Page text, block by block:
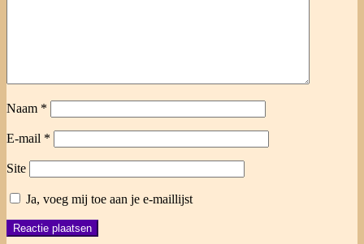
Naam *
E-mail *
Site
Ja, voeg mij toe aan je e-maillijst